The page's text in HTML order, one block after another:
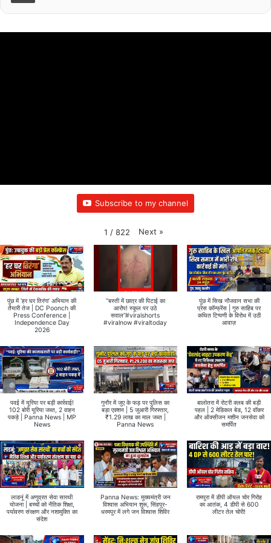
Subscribe to my channel
1 / 822 Next »
पुंछ में ‘हर घर तिरंगा’ अभियान की
तैयारी तेज | DC Poonch की
Press Conference |
Independence Day
2026
“बस्ती में छात्र की पिटाई का
आरोप! स्कूल पर उठे
सवाल”#viralshorts
#viralnow #viraltoday
पुंछ में सिख नौजवान सभा की
प्रेस कॉन्फ्रेंस | गुरु साहिब पर
कथित टिप्पणी के विरोध में उठी
आवाज़
पवई में यूरिया पर बड़ी कार्रवाई!
102 बोरी यूरिया जब्त, 2 वाहन
पकड़े | Panna News | MP
News
गुनौर में जुए के फड़ पर पुलिस का
बड़ा एक्शन | 5 जुआरी गिरफ्तार,
₹1.29 लाख का माल जब्त |
Panna News
बालोतरा में रोटरी क्लब की बड़ी
पहल | 2 मेडिकल बेड, 12 वॉकर
और ऑक्सीजन मशीन जनसेवा को
समर्पित
लाडनूं में अणुव्रत सेवा सारथी
योजना | बच्चों को नैतिक शिक्षा,
पर्यावरण संरक्षण और नशामुक्ति का
संदेश
Panna News: मुख्यमंत्री जन
विश्वास अभियान शुरू, सिंहपुर-
धरमपुर में लगे जन विश्वास शिविर
रामपुरा में डीपी ऑयल चोर गिरोह
का आतंक, 4 डीपी से 600
लीटर तेल चोरी!